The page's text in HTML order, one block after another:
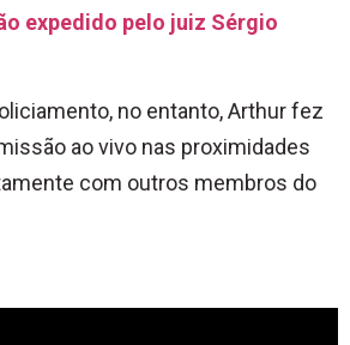
expedido pelo juiz Sérgio
no entanto, Arthur fez
ao vivo nas proximidades
com outros membros do